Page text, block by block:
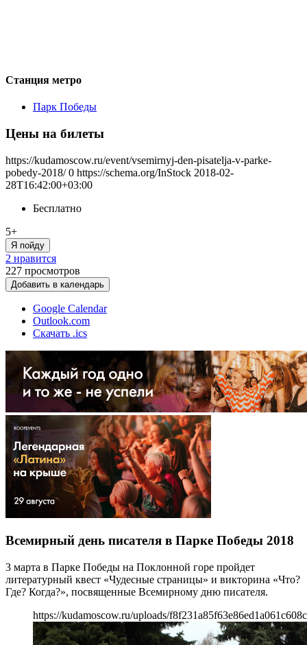
Станция метро
Парк Победы
Цены на билеты
https://kudamoscow.ru/event/vsemirnyj-den-pisatelja-v-parke-
pobedy-2018/ 0 https://schema.org/InStock 2018-02-
28T16:42:00+03:00
Бесплатно
5+
Я пойду
2 нравится
227 просмотров
Добавить в календарь
Google Calendar
Outlook.com
Скачать .ics
Всемирный день писателя в Парке Победы 2018
3 марта в Парке Победы на Поклонной горе пройдет
литературный квест «Чудесные страницы» и викторина «Что?
Где? Когда?», посвященные Всемирному дню писателя.
https://kudamoscow.ru/uploads/